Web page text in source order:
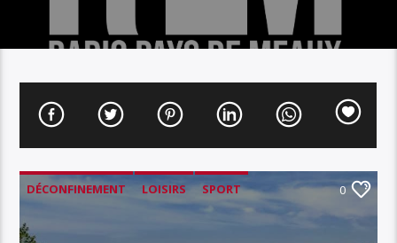
DÉCONFINEMENT LOISIRS SPORT 0